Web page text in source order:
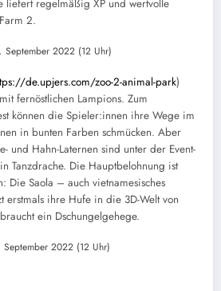
liefert regelmäßig XP und wertvolle
2.
September 2022 (12 Uhr)
de.upjers.com/zoo-2-animal-park)
fernöstlichen Lampions. Zum
können die Spieler:innen ihre Wege im
in bunten Farben schmücken. Aber
und Hahn-Laternen sind unter der Event-
Tanzdrache. Die Hauptbelohnung ist
Die Saola – auch vietnamesisches
erstmals ihre Hufe in die 3D-Welt von
ein Dschungelgehege.
2022 (12 Uhr)